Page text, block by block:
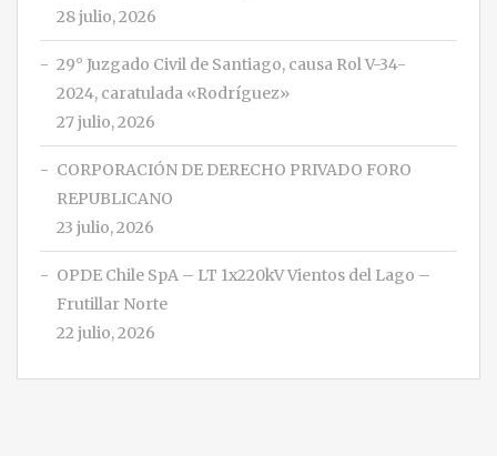
28 julio, 2026
29° Juzgado Civil de Santiago, causa Rol V-34-
2024, caratulada «Rodríguez»
27 julio, 2026
CORPORACIÓN DE DERECHO PRIVADO FORO
REPUBLICANO
23 julio, 2026
OPDE Chile SpA – LT 1x220kV Vientos del Lago –
Frutillar Norte
22 julio, 2026